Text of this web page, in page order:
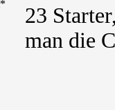
23
man die